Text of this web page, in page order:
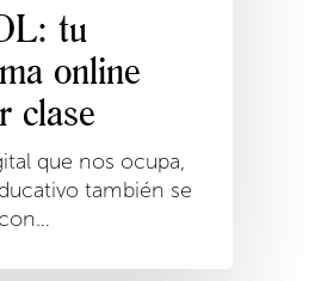
tu
online
clase
que nos ocupa,
también se